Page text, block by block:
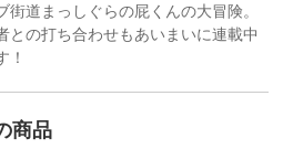
街道まっしぐらの屁くんの大冒険。
との打ち合わせもあいまいに連載中
！
商品